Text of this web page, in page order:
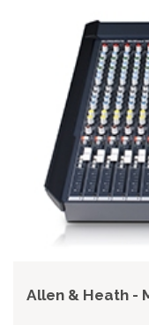
Allen & Heath -